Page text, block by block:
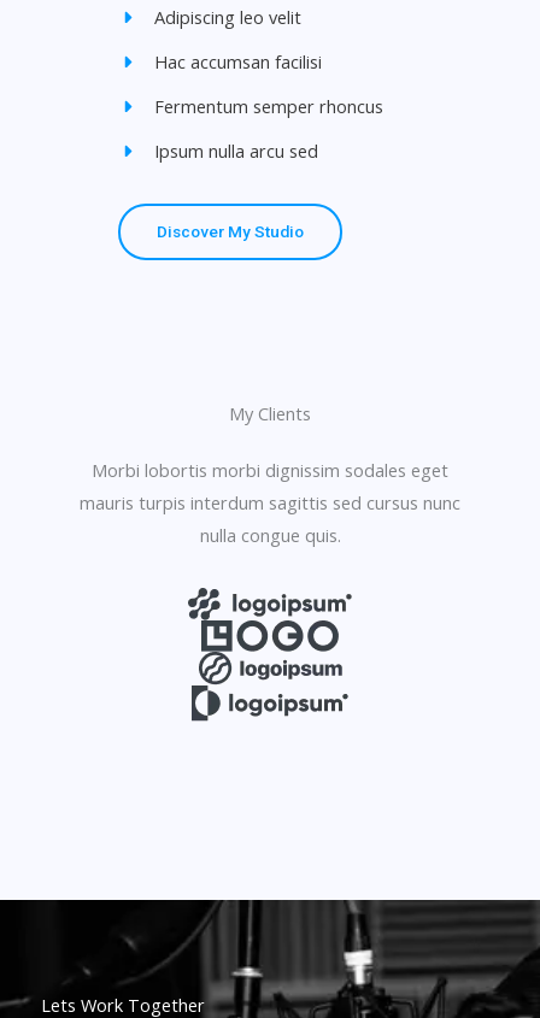
Adipiscing leo velit
Hac accumsan facilisi
Fermentum semper rhoncus
Ipsum nulla arcu sed
Discover My Studio
My Clients
Morbi lobortis morbi dignissim sodales eget
mauris turpis interdum sagittis sed cursus nunc
nulla congue quis.
Lets Work Together